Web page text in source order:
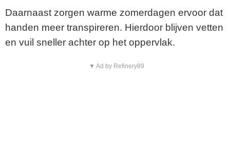
Daarnaast zorgen warme zomerdagen ervoor dat
handen meer transpireren. Hierdoor blijven vetten
en vuil sneller achter op het oppervlak.
▼ Ad by Refinery89